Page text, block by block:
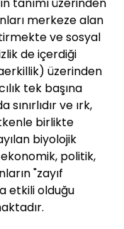
merkeze alan
ve sosyal
de içerdiği
üzerinden
tek başına
ve ırk,
birlikte
biyolojik
politik,
"zayıf
etkili olduğu